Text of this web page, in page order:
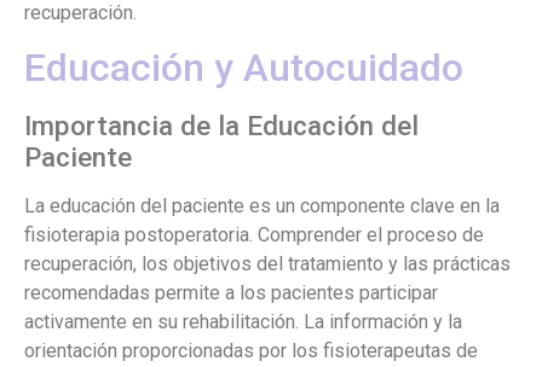
recuperación.
Educación y Autocuidado
Importancia de la Educación del
Paciente
La educación del paciente es un componente clave en la
fisioterapia postoperatoria. Comprender el proceso de
recuperación, los objetivos del tratamiento y las prácticas
recomendadas permite a los pacientes participar
activamente en su rehabilitación. La información y la
orientación proporcionadas por los fisioterapeutas de